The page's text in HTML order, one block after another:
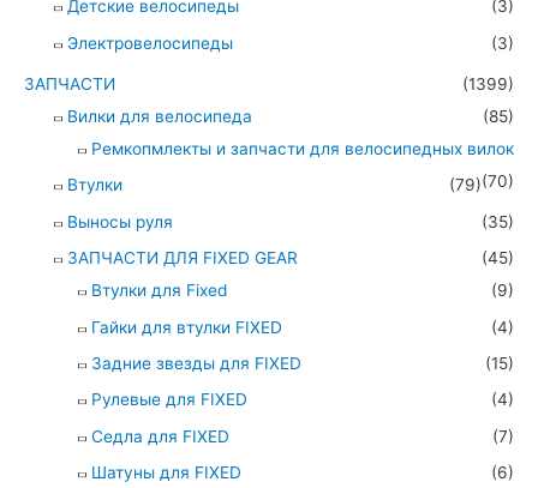
Детские велосипеды
(3)
Электровелосипеды
(3)
ЗАПЧАСТИ
(1399)
Вилки для велосипеда
(85)
Ремкопмлекты и запчасти для велосипедных вилок
(70)
Втулки
(79)
Выносы руля
(35)
ЗАПЧАСТИ ДЛЯ FIXED GEAR
(45)
Втулки для Fixed
(9)
Гайки для втулки FIXED
(4)
Задние звезды для FIXED
(15)
Рулевые для FIXED
(4)
Седла для FIXED
(7)
Шатуны для FIXED
(6)